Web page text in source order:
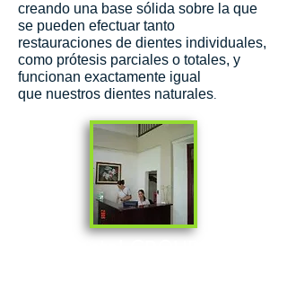
creando una base sólida sobre la que
se pueden efectuar tanto
restauraciones de dientes individuales,
como prótesis parciales o totales, y
funcionan exactamente igual
que nuestros dientes naturales.